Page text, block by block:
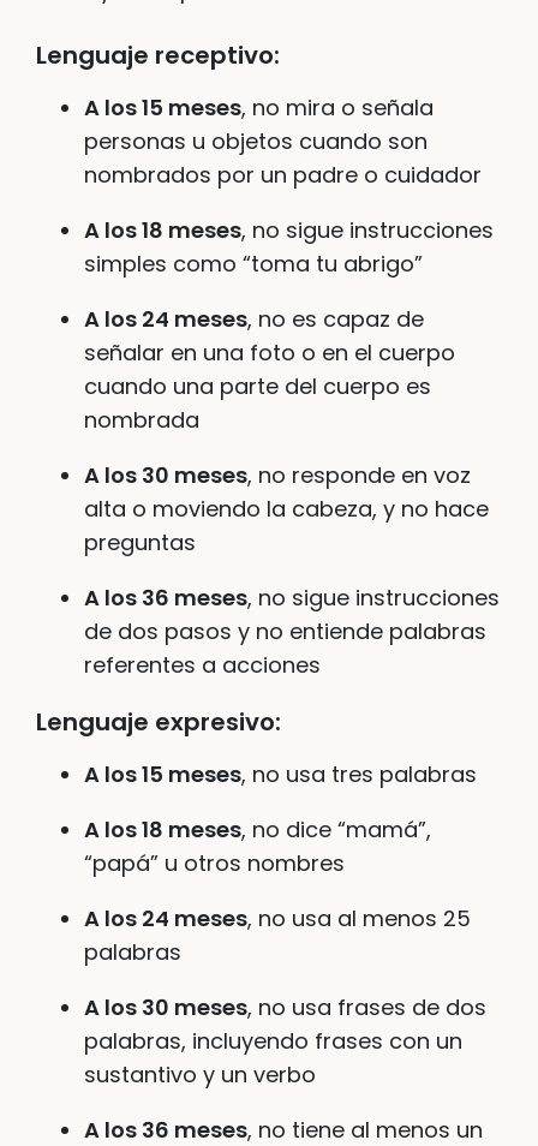
Lenguaje receptivo:
A los 15 meses, no mira o señala
personas u objetos cuando son
nombrados por un padre o cuidador
A los 18 meses, no sigue instrucciones
simples como “toma tu abrigo”
A los 24 meses, no es capaz de
señalar en una foto o en el cuerpo
cuando una parte del cuerpo es
nombrada
A los 30 meses, no responde en voz
alta o moviendo la cabeza, y no hace
preguntas
A los 36 meses, no sigue instrucciones
de dos pasos y no entiende palabras
referentes a acciones
Lenguaje expresivo:
A los 15 meses, no usa tres palabras
A los 18 meses, no dice “mamá”,
“papá” u otros nombres
A los 24 meses, no usa al menos 25
palabras
A los 30 meses, no usa frases de dos
palabras, incluyendo frases con un
sustantivo y un verbo
A los 36 meses, no tiene al menos un